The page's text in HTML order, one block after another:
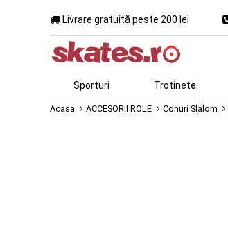
Livrare gratuită peste 200 lei
Sporturi Trotinete
Acasa ACCESORII ROLE Conuri Slalom